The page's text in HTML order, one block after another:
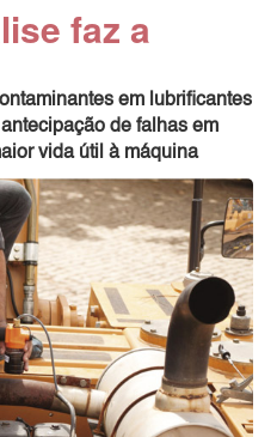
faz a
em lubrificantes
de falhas em
vida útil à máquina